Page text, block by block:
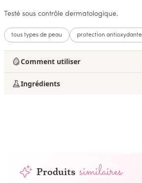
Testé sous contrôle dermatologique.
tous types de peau protection antioxydante
Comment utiliser
Ingrédients
Produits similaires